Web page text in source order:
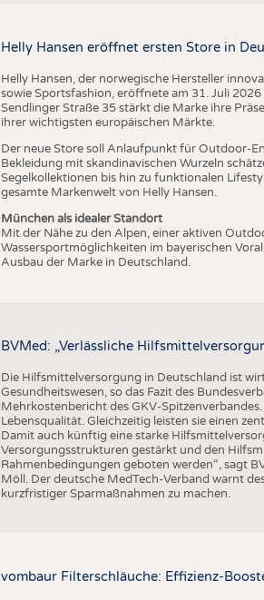
DTV AUSSCHREIBUNGSDIENST
TERMINE
BRANCHENTERMINE
Helly Hansen eröffnet ersten Store in
Helly Hansen, der norwegische Hersteller
sowie Sportsfashion, eröffnete am 31. Juli
Sendlinger Straße 35 stärkt die Marke ihre
ihrer wichtigsten europäischen Märkte.
Der neue Store soll Anlaufpunkt für Outdoor-
Bekleidung mit skandinavischen Wurzeln
Segelkollektionen bis hin zu funktionalen
gesamte Markenwelt von Helly Hansen.
München als idealer Standort
Mit der Nähe zu den Alpen, einer aktiven
Wassersportmöglichkeiten im bayerischen
Ausbau der Marke in Deutschland.
BVMed: „Verlässliche
Die Hilfsmittelversorgung in Deutschland ist
Gesundheitswesen, so das Fazit des
Mehrkostenbericht des GKV-
Lebensqualität. Gleichzeitig leisten sie einen
Damit auch künftig eine starke
Versorgungsstrukturen gestärkt und den
Rahmenbedingungen geboten werden“, sagt
Möll. Der deutsche MedTech-Verband warnt
kurzfristiger Sparmaßnahmen zu machen.
vombaur Filterschläuche: Effizienz-